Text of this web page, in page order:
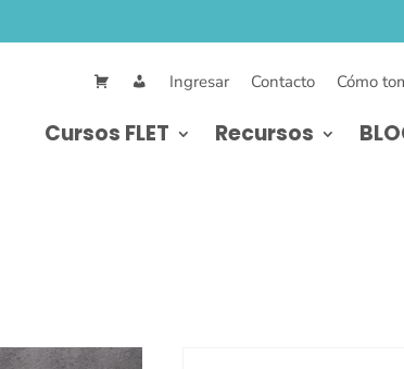
Ingresar Contacto Cómo
Cursos FLET Recursos